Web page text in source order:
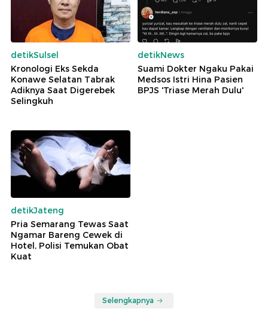
detikSulsel
Kronologi Eks Sekda
Konawe Selatan Tabrak
Adiknya Saat Digerebek
Selingkuh
detikNews
Suami Dokter Ngaku Pakai
Medsos Istri Hina Pasien
BPJS 'Triase Merah Dulu'
detikJateng
Pria Semarang Tewas Saat
Ngamar Bareng Cewek di
Hotel, Polisi Temukan Obat
Kuat
Selengkapnya